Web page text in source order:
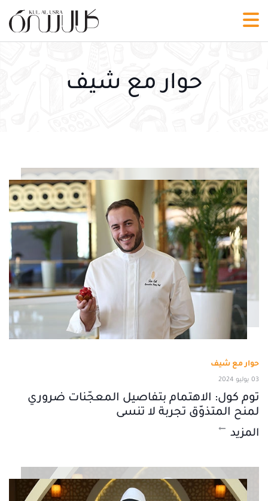
حوار مع شيف
حوار مع شيف
03 يوليو 2024
توم كول: الاهتمام بتفاصيل المعجّنات ضروري
لمنح المتذوّق تجربة لا تنسى
المزيد